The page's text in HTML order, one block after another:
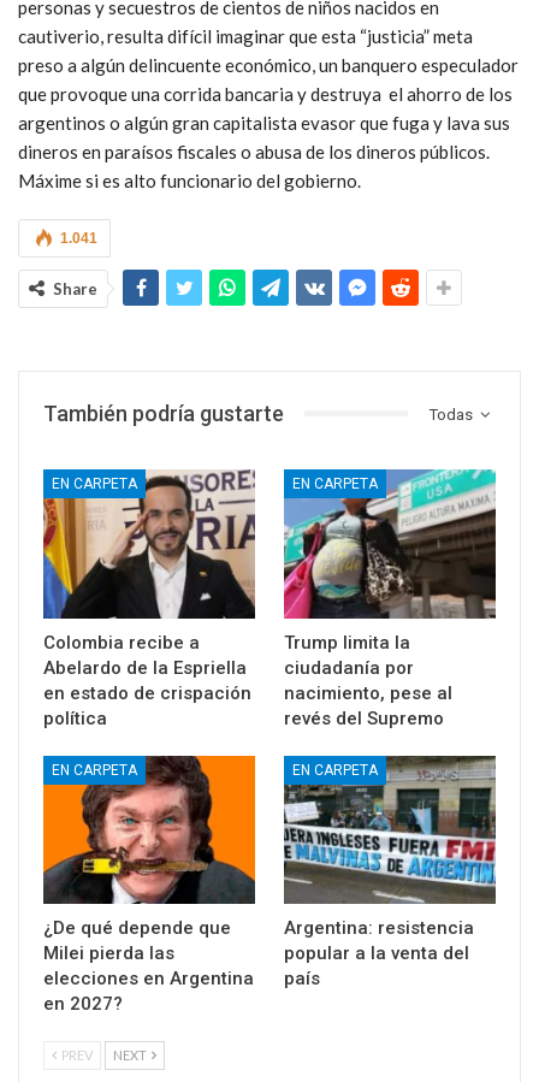
personas y secuestros de cientos de niños nacidos en
cautiverio, resulta difícil imaginar que esta “justicia” meta
preso a algún delincuente económico, un banquero especulador
que provoque una corrida bancaria y destruya el ahorro de los
argentinos o algún gran capitalista evasor que fuga y lava sus
dineros en paraísos fiscales o abusa de los dineros públicos.
Máxime si es alto funcionario del gobierno.
1.041
Share
Todas
También podría gustarte
EN CARPETA
Colombia recibe a
Abelardo de la Espriella
en estado de crispación
política
EN CARPETA
Trump limita la
ciudadanía por
nacimiento, pese al
revés del Supremo
EN CARPETA
¿De qué depende que
Milei pierda las
elecciones en Argentina
en 2027?
EN CARPETA
Argentina: resistencia
popular a la venta del
país
PREV NEXT